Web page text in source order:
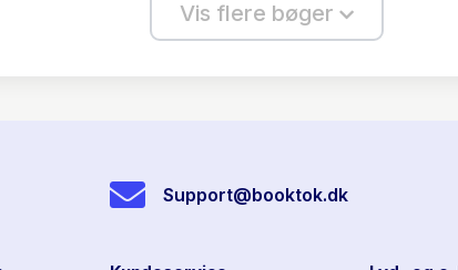
Vis flere bøger
Support@booktok.dk